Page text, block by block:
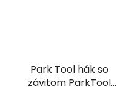
Park Tool hák so
závitom ParkTool